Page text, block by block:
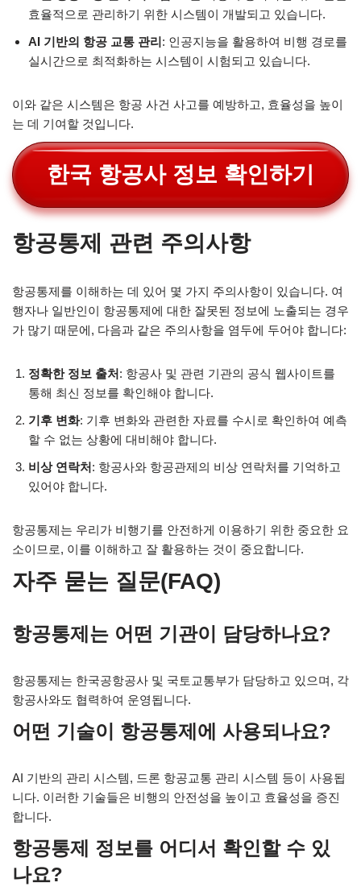
효율적으로 관리하기 위한 시스템이 개발되고 있습니다.
AI 기반의 항공 교통 관리: 인공지능을 활용하여 비행 경로를
실시간으로 최적화하는 시스템이 시험되고 있습니다.
이와 같은 시스템은 항공 사건 사고를 예방하고, 효율성을 높이
는 데 기여할 것입니다.
한국 항공사 정보 확인하기
항공통제 관련 주의사항
항공통제를 이해하는 데 있어 몇 가지 주의사항이 있습니다. 여
행자나 일반인이 항공통제에 대한 잘못된 정보에 노출되는 경우
가 많기 때문에, 다음과 같은 주의사항을 염두에 두어야 합니다:
정확한 정보 출처: 항공사 및 관련 기관의 공식 웹사이트를
통해 최신 정보를 확인해야 합니다.
기후 변화: 기후 변화와 관련한 자료를 수시로 확인하여 예측
할 수 없는 상황에 대비해야 합니다.
비상 연락처: 항공사와 항공관제의 비상 연락처를 기억하고
있어야 합니다.
항공통제는 우리가 비행기를 안전하게 이용하기 위한 중요한 요
소이므로, 이를 이해하고 잘 활용하는 것이 중요합니다.
자주 묻는 질문(FAQ)
항공통제는 어떤 기관이 담당하나요?
항공통제는 한국공항공사 및 국토교통부가 담당하고 있으며, 각
항공사와도 협력하여 운영됩니다.
어떤 기술이 항공통제에 사용되나요?
AI 기반의 관리 시스템, 드론 항공교통 관리 시스템 등이 사용됩
니다. 이러한 기술들은 비행의 안전성을 높이고 효율성을 증진
합니다.
항공통제 정보를 어디서 확인할 수 있
나요?